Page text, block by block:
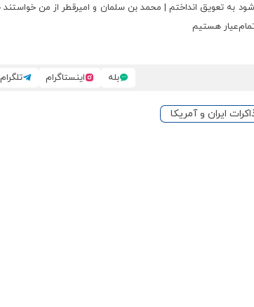
شود به تعویق انداختم | محمد بن سلمان و امیرقطر از من
هستیم
بله اینستاگرام تلگرام
ایران و آمریکا